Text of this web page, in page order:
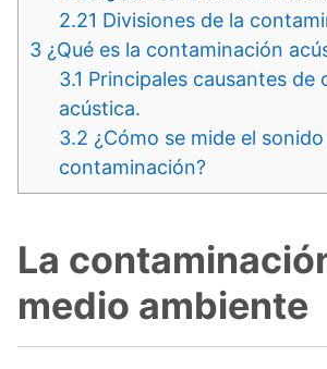
2.21 Divisiones de la
3 ¿Qué es la contaminación
3.1 Principales causantes de
acústica.
3.2 ¿Cómo se mide el
contaminación?
La
medio ambiente